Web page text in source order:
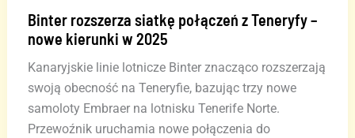
Binter rozszerza siatkę połączeń z Teneryfy –
nowe kierunki w 2025
Kanaryjskie linie lotnicze Binter znacząco rozszerzają
swoją obecność na Teneryfie, bazując trzy nowe
samoloty Embraer na lotnisku Tenerife Norte.
Przewoźnik uruchamia nowe połączenia do